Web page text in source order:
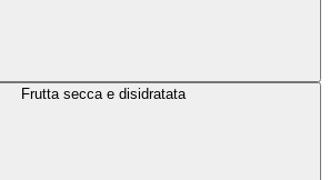
Frutta secca e disidratata